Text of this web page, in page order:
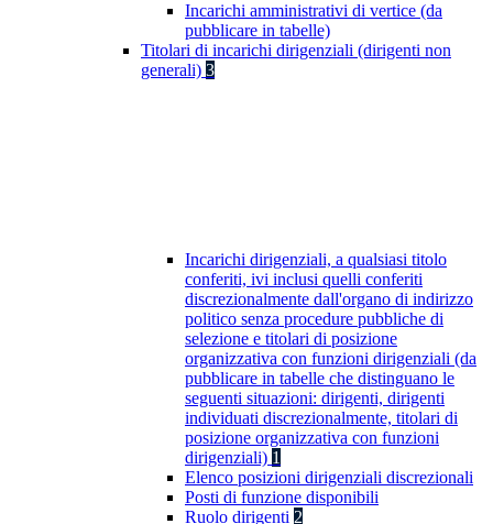
Incarichi amministrativi di vertice (da
pubblicare in tabelle)
Titolari di incarichi dirigenziali (dirigenti non
generali) 3
Incarichi dirigenziali, a qualsiasi titolo
conferiti, ivi inclusi quelli conferiti
discrezionalmente dall'organo di indirizzo
politico senza procedure pubbliche di
selezione e titolari di posizione
organizzativa con funzioni dirigenziali (da
pubblicare in tabelle che distinguano le
seguenti situazioni: dirigenti, dirigenti
individuati discrezionalmente, titolari di
posizione organizzativa con funzioni
dirigenziali) 1
Elenco posizioni dirigenziali discrezionali
Posti di funzione disponibili
Ruolo dirigenti 2